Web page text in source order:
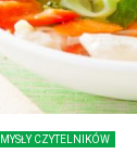
CZYTELNIKÓW